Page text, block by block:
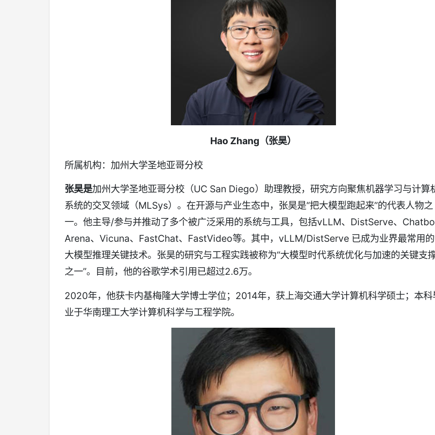
Hao Zhang （张昊）
所属机构：加州大学圣地亚哥分校
张昊是加州大学圣地亚哥分校（UC San Diego）助理教授，研究方向聚焦机器学习与计算
系统的交叉领域（MLSys）。在开源与产业生态中，张昊是“把大模型跑起来”的代表人物之
一。他主导/参与并推动了多个被广泛采用的系统与工具，包括vLLM、DistServe、
Arena、Vicuna、FastChat、FastVideo等。其中，vLLM/DistServe 已成为业界最常用的
大模型推理关键技术。张昊的研究与工程实践被称为“大模型时代系统优化与加速的关键支
之一”。目前，他的谷歌学术引用已超过2.6万。
2020年，他获卡内基梅隆大学博士学位；2014年，获上海交通大学计算机科学硕士；本科
业于华南理工大学计算机科学与工程学院。